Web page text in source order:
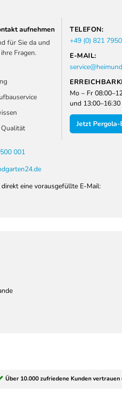
aufnehmen
für Sie da und
Fragen.
TELEFON:
+49 (0) 821
E-MAIL:
Mo – Fr
und
Jetzt
001
eine vorausgefüllte E-Mail:
Über 10.000 zufriedene Kunden vertrauen